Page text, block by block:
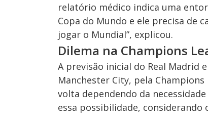
relatório médico indica uma
Copa do Mundo e ele precisa de
jogar o Mundial”, explicou.
Dilema na Champions
A previsão inicial do Real Madrid
Manchester City, pela
volta dependendo da
essa possibilidade,